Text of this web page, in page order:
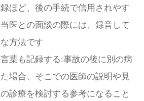
ほど、後の手続で信用されやす
医との面談の際には、録音して
方法です
葉も記録する:事故の後に別の病
場合、そこでの医師の説明や見
診療を検討する参考になること